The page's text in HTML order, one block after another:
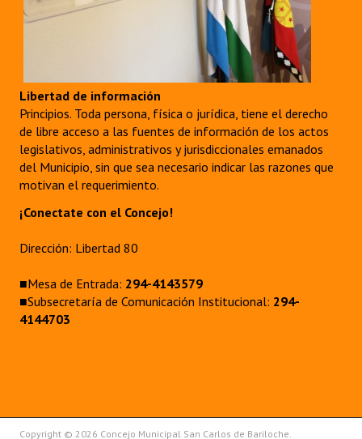
Libertad de información
Principios. Toda persona, física o jurídica, tiene el derecho
de libre acceso a las fuentes de información de los actos
legislativos, administrativos y jurisdiccionales emanados
del Municipio, sin que sea necesario indicar las razones que
motivan el requerimiento.
¡Conectate con el Concejo!
Dirección: Libertad 80
■Mesa de Entrada: 294-4143579
■Subsecretaría de Comunicación Institucional: 294-
4144703
Copyright © 2026 Concejo Municipal San Carlos de Bariloche.